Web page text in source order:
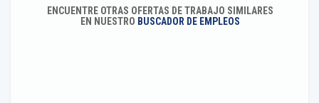
ENCUENTRE OTRAS OFERTAS DE TRABAJO SIMILARES
EN NUESTRO BUSCADOR DE EMPLEOS